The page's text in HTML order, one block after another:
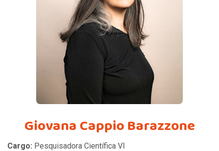
Giovana Cappio Barazzone
Cargo: Pesquisadora Científica VI